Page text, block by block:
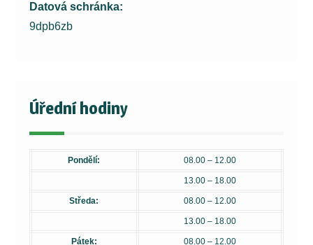
Datová schránka:
9dpb6zb
Úřední hodiny
Pondělí: 08.00 – 12.00
13.00 – 18.00
Středa: 08.00 – 12.00
13.00 – 18.00
Pátek: 08.00 – 12.00